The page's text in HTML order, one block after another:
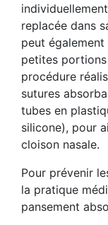
replacée dans
peut
petites
procédure
sutures
tubes en
silicone), pour
cloison nasale.
Pour prévenir
la pratique
pansement